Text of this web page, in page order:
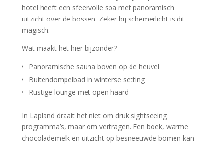
hotel heeft een sfeervolle spa met panoramisch
uitzicht over de bossen. Zeker bij schemerlicht is dit
magisch.
Wat maakt het hier bijzonder?
Panoramische sauna boven op de heuvel
Buitendompelbad in winterse setting
Rustige lounge met open haard
In Lapland draait het niet om druk sightseeing
programma’s, maar om vertragen. Een boek, warme
chocolademelk en uitzicht op besneeuwde bomen kan